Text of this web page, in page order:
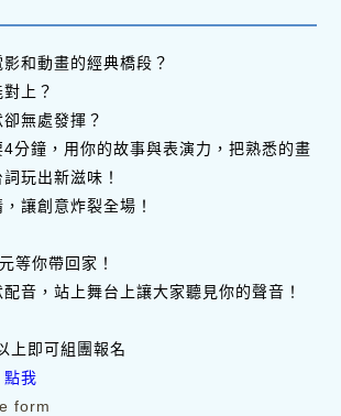
和動畫的經典橋段？
上？
無處發揮？
鐘，用你的故事與表演力，把熟悉的畫
玩出新滋味！
讓創意炸裂全場！
等你帶回家！
音，站上舞台上讓大家聽見你的聲音！
上即可組團報名
點我
form